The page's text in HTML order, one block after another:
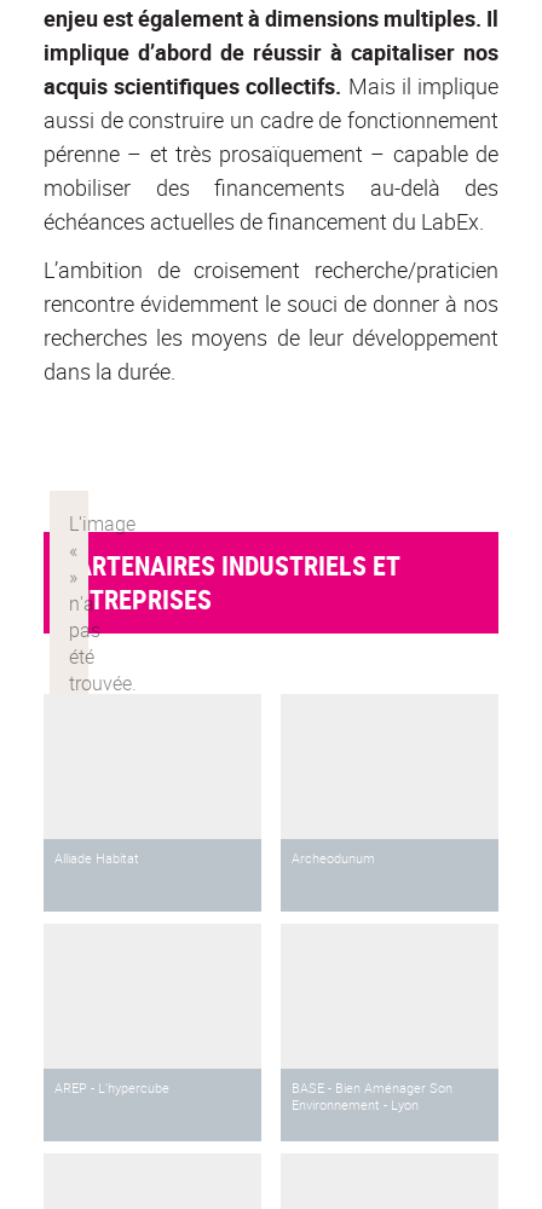
enjeu est également à dimensions multiples. Il
implique d’abord de réussir à capitaliser nos
acquis scientifiques collectifs. Mais il implique
aussi de construire un cadre de fonctionnement
pérenne – et très prosaïquement – capable de
mobiliser des financements au-delà des
échéances actuelles de financement du LabEx.
L’ambition de croisement recherche/praticien
rencontre évidemment le souci de donner à nos
recherches les moyens de leur développement
dans la durée.
PARTENAIRES INDUSTRIELS ET
ENTREPRISES
Alliade Habitat Archeodunum
AREP - L'hypercube
BASE - Bien Aménager Son
Environnement - Lyon